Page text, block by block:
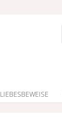
LIEBESBEWEISE